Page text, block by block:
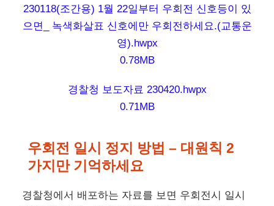
230118(조간용) 1월 22일부터 우회전 신호등이 있
으면_ 녹색화살표 신호에만 우회전하세요.(교통운
영).hwpx
0.78MB
경찰청 보도자료 230420.hwpx
0.71MB
우회전 일시 정지 방법 – 대원칙 2
가지만 기억하세요
경찰청에서 배포하는 자료를 보면 우회전시 일시